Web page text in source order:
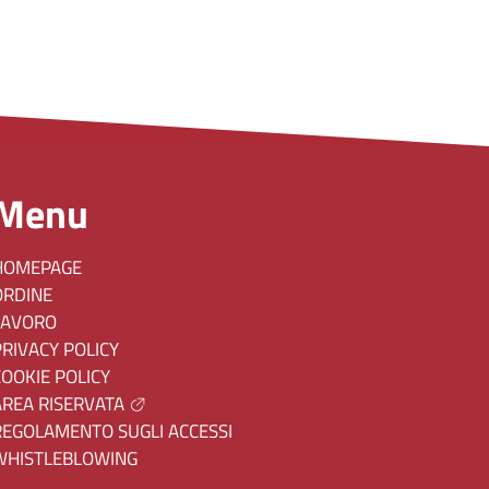
POLICY
POLICY
RISERVATA
SUGLI ACCESSI